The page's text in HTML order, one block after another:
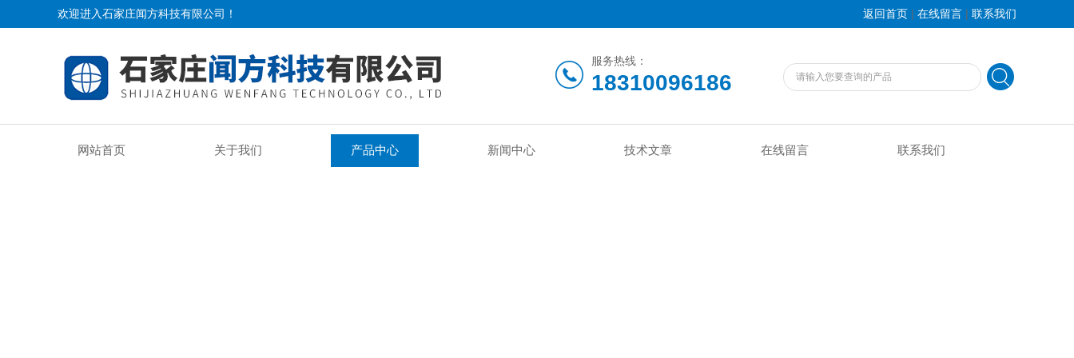
欢迎进入石家庄闻方科技有限公司！ 返回首页 | 在线留言 | 联系我们
服务热线：
18310096186
网站首页 关于我们 产品中心 新闻中心 技术文章 在线留言 联系我们